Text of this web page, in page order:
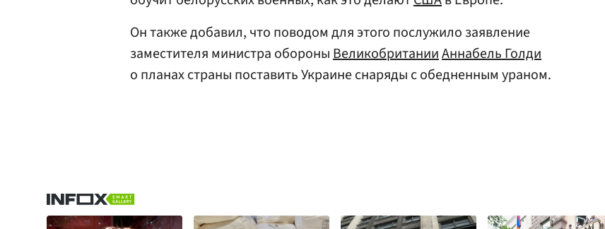
Он также добавил, что поводом для этого послужило заявление
заместителя министра обороныВеликобританииАннабель Голди
о планах страны поставить Украине снаряды с обедненным ураном.